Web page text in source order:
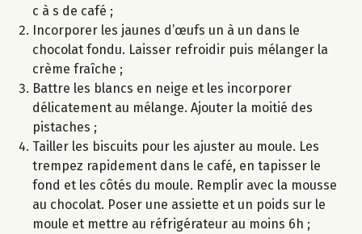
c à s de café ;
Incorporer les jaunes d’œufs un à un dans le
chocolat fondu. Laisser refroidir puis mélanger la
crème fraîche ;
Battre les blancs en neige et les incorporer
délicatement au mélange. Ajouter la moitié des
pistaches ;
Tailler les biscuits pour les ajuster au moule. Les
trempez rapidement dans le café, en tapisser le
fond et les côtés du moule. Remplir avec la mousse
au chocolat. Poser une assiette et un poids sur le
moule et mettre au réfrigérateur au moins 6h ;